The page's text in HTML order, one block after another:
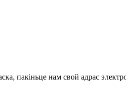
пакіньце нам свой адрас